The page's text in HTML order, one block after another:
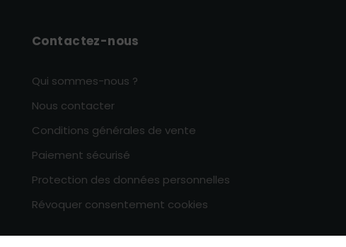
Contactez-nous
Qui sommes-nous ?
Nous contacter
Conditions générales de vente
Paiement sécurisé
Protection des données personnelles
Révoquer consentement cookies